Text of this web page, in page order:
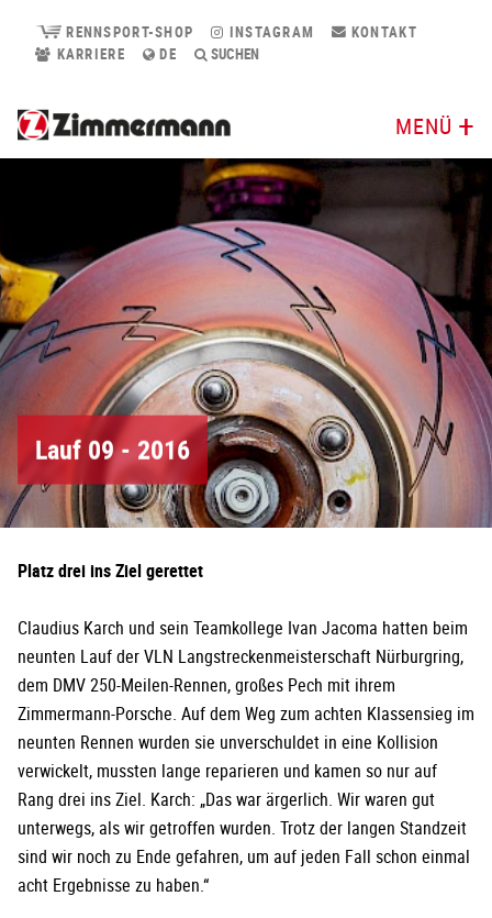
RENNSPORT-SHOP INSTAGRAM
KONTAKT
KARRIERE
DE SUCHEN
MENÜ
Lauf 09 - 2016
Platz drei ins Ziel gerettet
Claudius Karch und sein Teamkollege Ivan Jacoma hatten beim
neunten Lauf der VLN Langstreckenmeisterschaft Nürburgring,
dem DMV 250-Meilen-Rennen, großes Pech mit ihrem
Zimmermann-Porsche. Auf dem Weg zum achten Klassensieg im
neunten Rennen wurden sie unverschuldet in eine Kollision
verwickelt, mussten lange reparieren und kamen so nur auf
Rang drei ins Ziel. Karch: „Das war ärgerlich. Wir waren gut
unterwegs, als wir getroffen wurden. Trotz der langen Standzeit
sind wir noch zu Ende gefahren, um auf jeden Fall schon einmal
acht Ergebnisse zu haben.“